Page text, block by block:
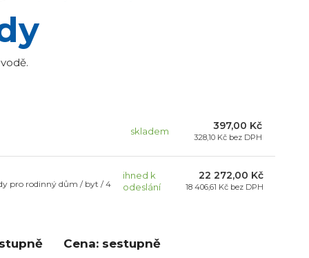
skladem 397,00 Kč
328,10 Kč bez DPH
pro rodinný dům / byt / 4
ihned k
odeslání
22 272,00 Kč
18 406,61 Kč bez DPH
Cena: sestupně